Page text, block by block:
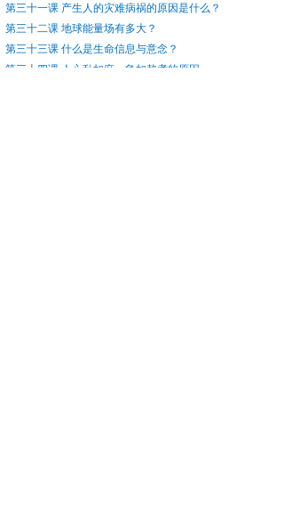
第三十一课 产生人的灾难病祸的原因是什么？
第三十二课 地球能量场有多大？
第三十三课 什么是生命信息与意念？
第三十四课
人心乱如麻，急如熬煮的原因